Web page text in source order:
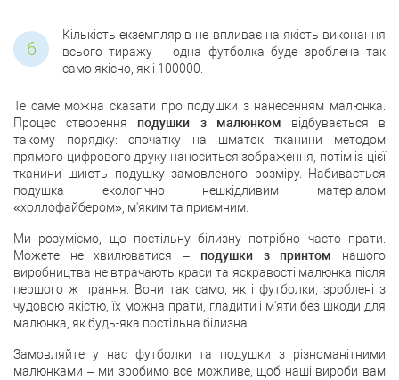
Кількість екземплярів не впливає на якість виконання
всього тиражу – одна футболка буде зроблена так
само якісно, ​​як і 100000.
Те саме можна сказати про подушки з нанесенням малюнка.
Процес створення подушки з малюнком відбувається в
такому порядку: спочатку на шматок тканини методом
прямого цифрового друку наноситься зображення, потім із цієї
тканини шиють подушку замовленого розміру. Набивається
подушка екологічно нешкідливим матеріалом
«холлофайбером», м'яким та приємним.
Ми розуміємо, що постільну білизну потрібно часто прати.
Можете не хвилюватися – подушки з принтом нашого
виробництва не втрачають краси та яскравості малюнка після
першого ж прання. Вони так само, як і футболки, зроблені з
чудовою якістю, їх можна прати, гладити і м'яти без шкоди для
малюнка, як будь-яка постільна білизна.
Замовляйте у нас футболки та подушки з різноманітними
малюнками – ми зробимо все можливе, щоб наші вироби вам